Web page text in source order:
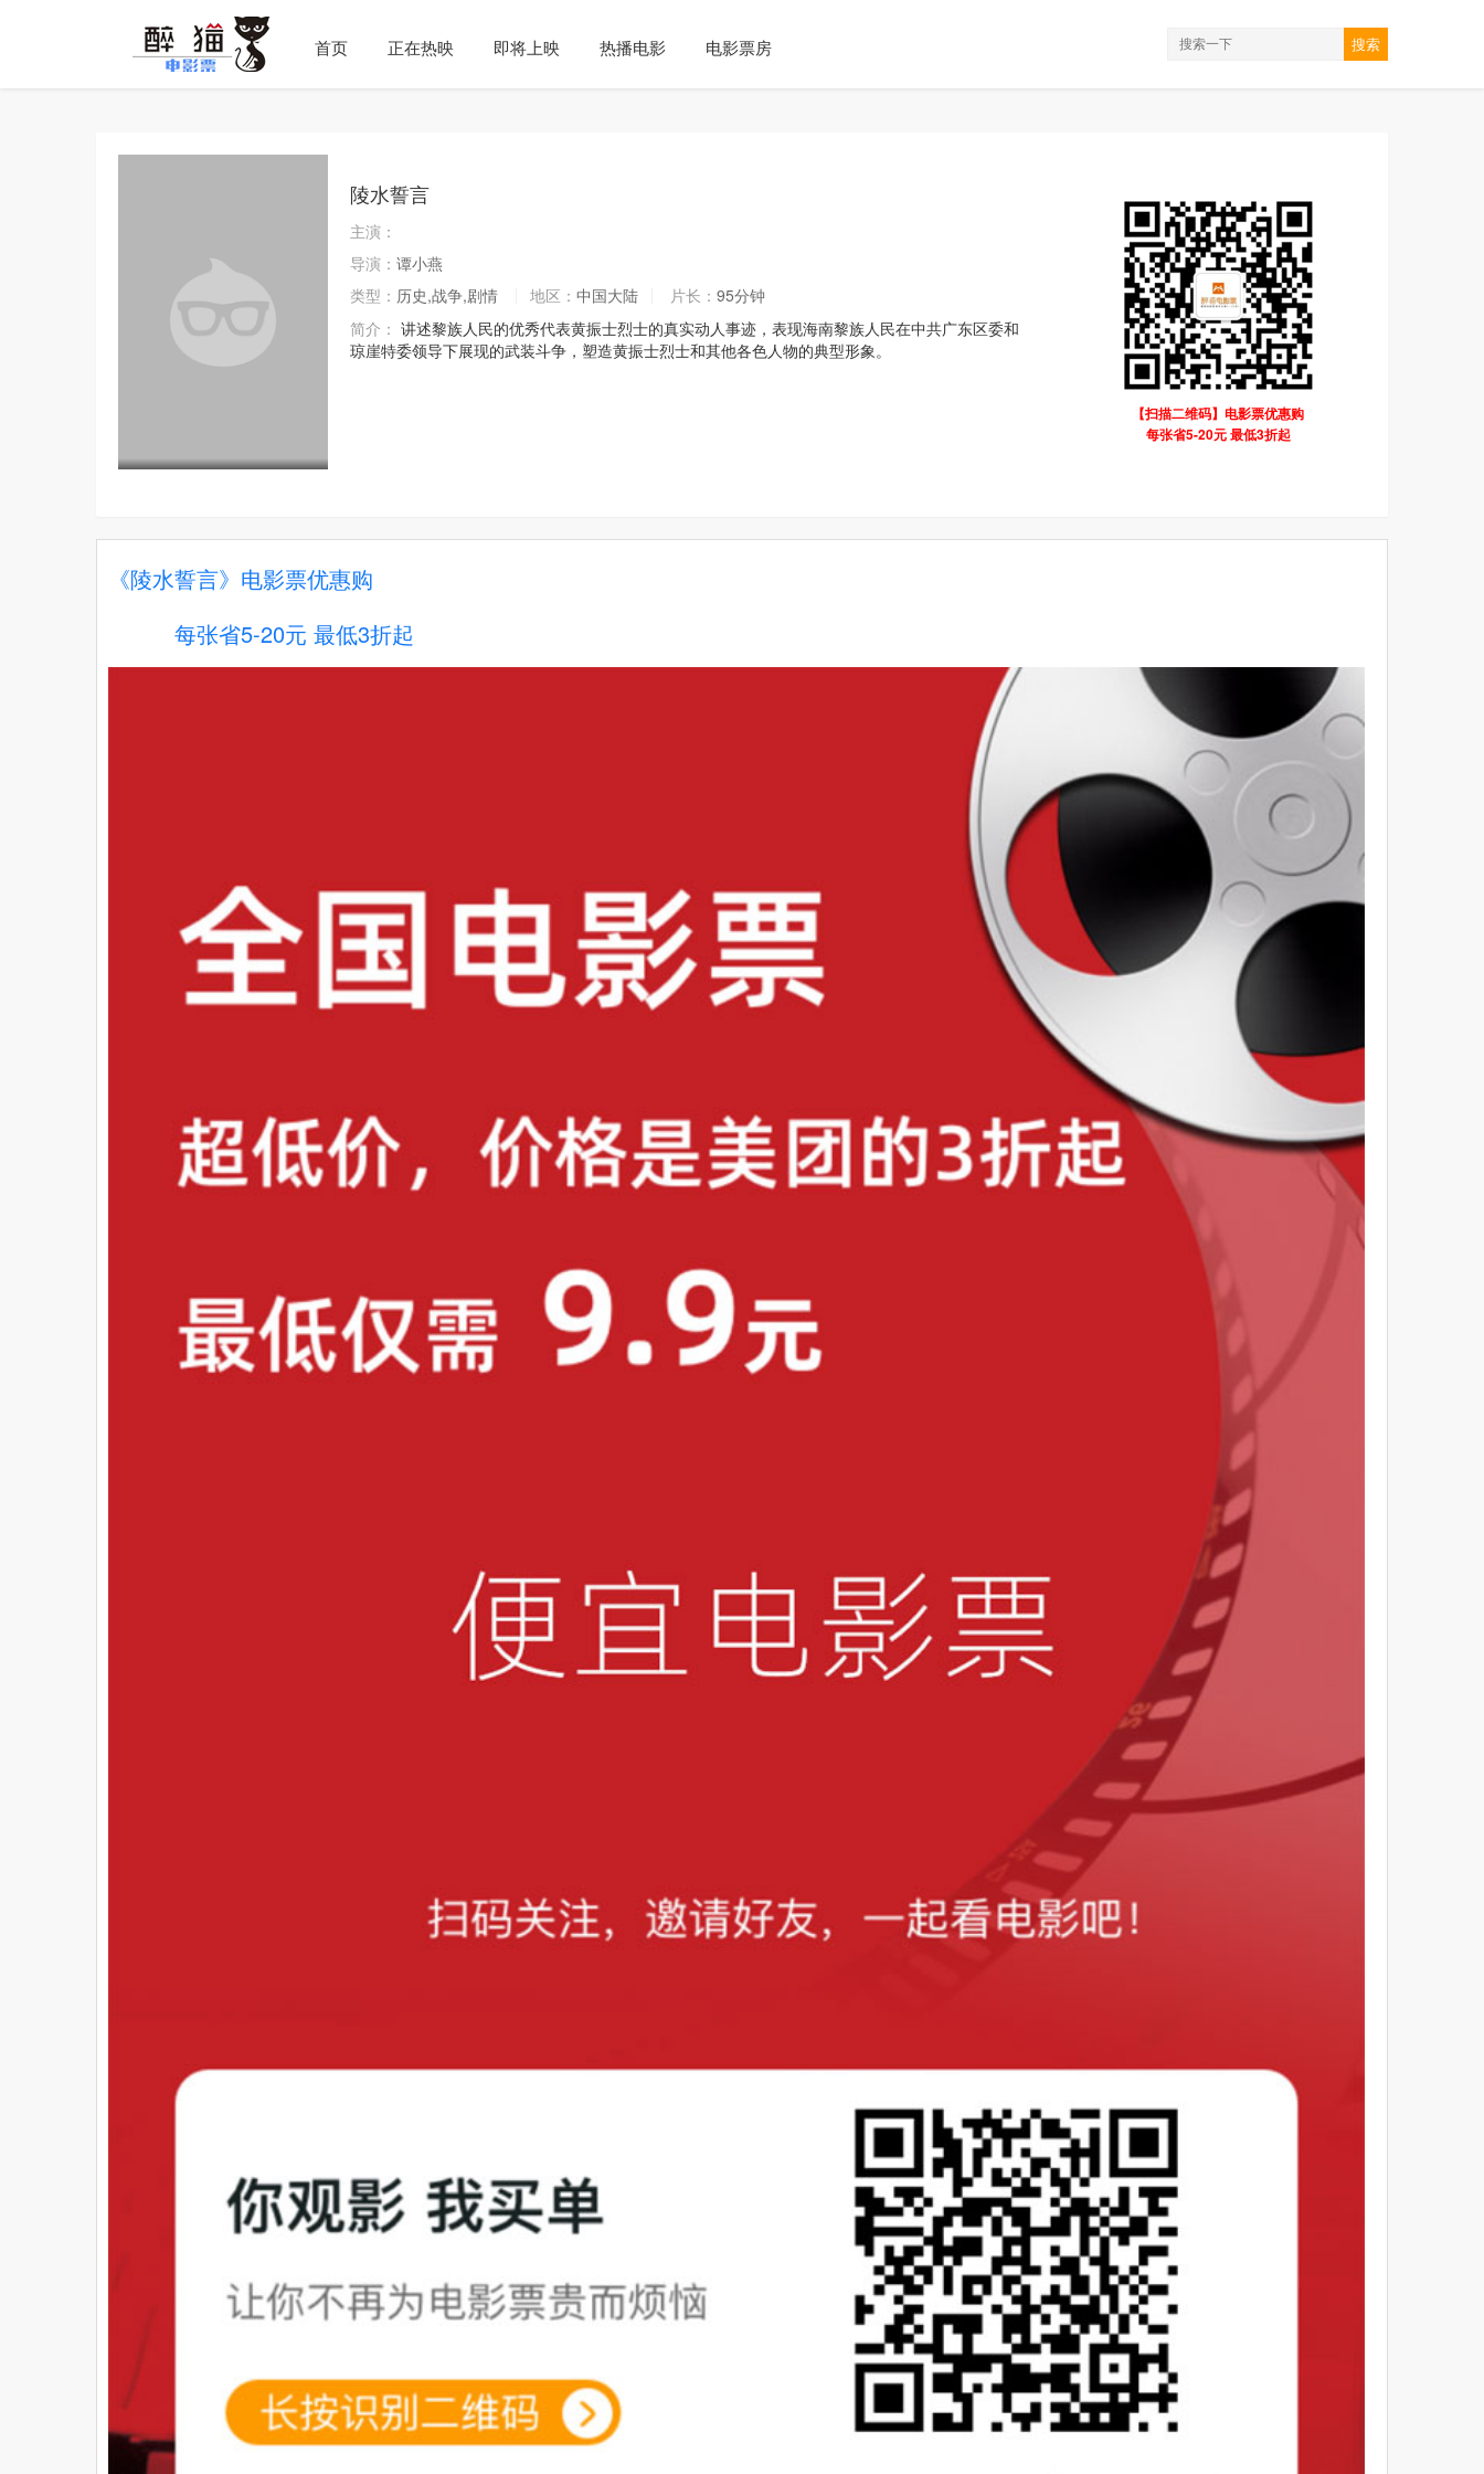
搜索
首页 正在热映 即将上映 热播电影 电影票房
陵水誓言
主演：
导演： 谭小燕
类型： 历史,战争,剧情 地区： 中国大陆 片长： 95分钟
简介： 讲述黎族人民的优秀代表黄振士烈士的真实动人事迹，表现海南黎族人民在中共广东区委和
琼崖特委领导下展现的武装斗争，塑造黄振士烈士和其他各色人物的典型形象。
【扫描二维码】电影票优惠购
每张省5-20元 最低3折起
《陵水誓言》电影票优惠购
每张省5-20元 最低3折起